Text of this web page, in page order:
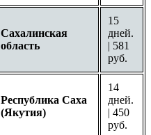
Сахалинская
область
15
дней.
| 581
руб.
Республика Саха
(Якутия)
14
дней.
| 450
руб.